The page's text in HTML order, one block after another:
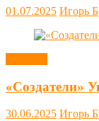
01.07.2025 Игорь
«Создатели»
30.06.2025 Игорь